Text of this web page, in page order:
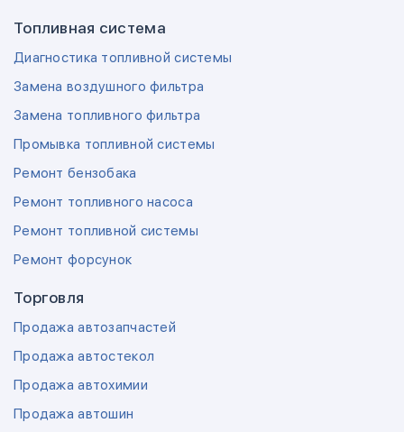
Топливная система
Диагностика топливной системы
Замена воздушного фильтра
Замена топливного фильтра
Промывка топливной системы
Ремонт бензобака
Ремонт топливного насоса
Ремонт топливной системы
Ремонт форсунок
Торговля
Продажа автозапчастей
Продажа автостекол
Продажа автохимии
Продажа автошин